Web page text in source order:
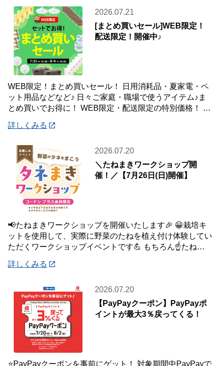
2026.07.21
[まとめ買いセール]WEB限定！
配送限定！開催中♪
WEB限定！まとめ買いセール！ 日用消耗品・夏家電・ペ
ット用品などなど♪ 日々ご家庭・職場で使うアイテム♪ま
とめ買いでお得に！ WEB限定・配送限定の特別価格！ た
詳しくみる
2026.07.20
＼たねまきワークショップ開
催！／【7月26日(日)開催】
📢たねまきワークショップを開催いたします🎉 😀栽培キ
ットを使用して、実際に野菜のたねを植え付け体験してい
ただくワークショップイベントです💪 もちろん☝️たねを
詳しくみる
2026.07.20
【PayPayクーポン】PayPayポ
イントが最大3％戻ってくる！
⭐PayPayクーポンを事前にゲット！ 対象期間中PayPayで